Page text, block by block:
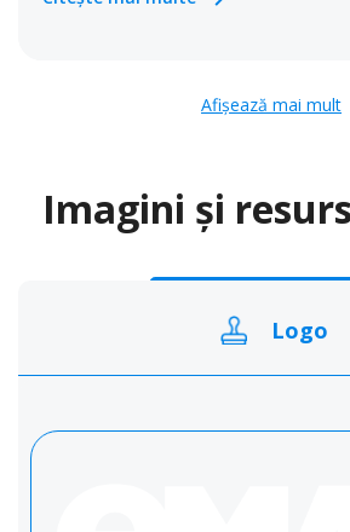
Afișează mai mult
Imagini și
Logo